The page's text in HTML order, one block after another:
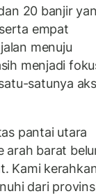
20 banjir
empat
menuju
menjadi
satunya
pantai utara
arah barat
Kami
dari